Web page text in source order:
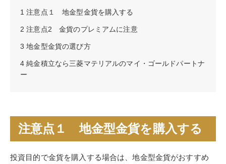
1 注意点１ 地金型金貨を購入する
2 注意点2 金貨のプレミアムに注意
3 地金型金貨の選び方
4 純金積立なら三菱マテリアルのマイ・ゴールドパートナ
ー
注意点１ 地金型金貨を購入する
投資目的で金貨を購入する場合は、地金型金貨がおすすめ